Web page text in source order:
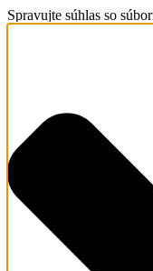
Spravujte súhlas so